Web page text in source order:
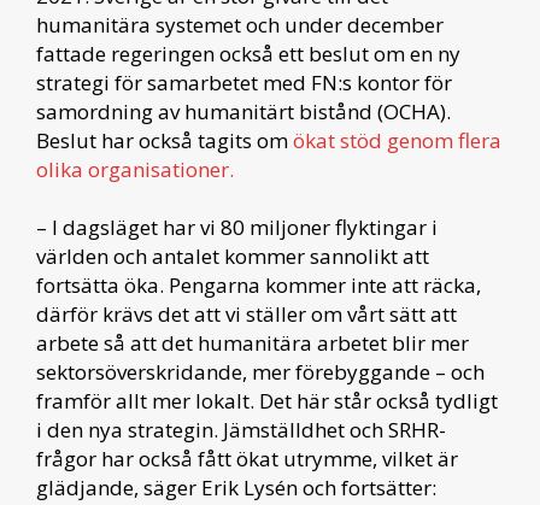
humanitära systemet och under december
fattade regeringen också ett beslut om en ny
strategi för samarbetet med FN:s kontor för
samordning av humanitärt bistånd (OCHA).
Beslut har också tagits omökat stöd genom flera
olika organisationer.
– I dagsläget har vi 80 miljoner flyktingar i
världen och antalet kommer sannolikt att
fortsätta öka. Pengarna kommer inte att räcka,
därför krävs det att vi ställer om vårt sätt att
arbete så att det humanitära arbetet blir mer
sektorsöverskridande, mer förebyggande – och
framför allt mer lokalt. Det här står också tydligt
i den nya strategin. Jämställdhet och SRHR-
frågor har också fått ökat utrymme, vilket är
glädjande, säger Erik Lysén och fortsätter: